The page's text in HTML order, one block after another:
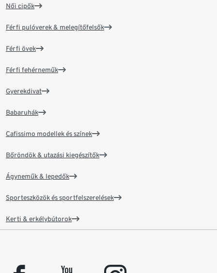
Női cipők
Férfi pulóverek & melegítőfelsők
Férfi övek
Férfi fehérneműk
Gyerekdivat
Babaruhák
Cafissimo modellek és színek
Bőröndök & utazási kiegészítők
Ágyneműk & lepedők
Sporteszközök és sportfelszerelések
Kerti & erkélybútorok